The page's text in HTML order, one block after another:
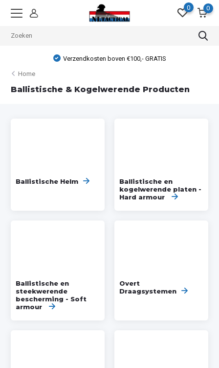
0 0
Verzendkosten boven €100,- GRATIS
Home
Ballistische & Kogelwerende Producten
Ballistische Helm
Ballistische en
kogelwerende platen -
Hard armour
Ballistische en
steekwerende
bescherming - Soft
armour
Overt
Draagsystemen